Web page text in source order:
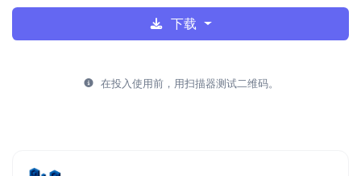
下载
在投入使用前，用扫描器测试二维码。